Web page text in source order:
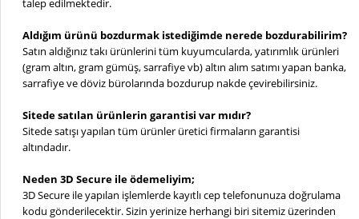
talep edilmektedir.
Aldığım ürünü bozdurmak istediğimde nerede bozdurabilirim?
Satın aldığınız takı ürünlerini tüm kuyumcularda, yatırımlık ürünleri
(gram altın, gram gümüş, sarrafiye vb) altın alım satımı yapan banka,
sarrafiye ve döviz bürolarında bozdurup nakde çevirebilirsiniz.
Sitede satılan ürünlerin garantisi var mıdır?
Sitede satışı yapılan tüm ürünler üretici firmaların garantisi
altındadır.
Neden 3D Secure ile ödemeliyim;
3D Secure ile yapılan işlemlerde kayıtlı cep telefonunuza doğrulama
kodu gönderilecektir. Sizin yerinize herhangi biri sitemiz üzerinden